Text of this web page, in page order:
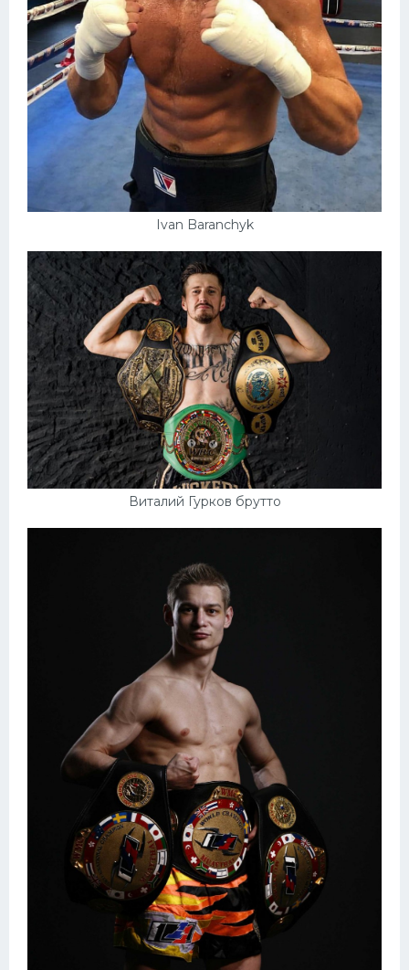
Ivan Baranchyk
Виталий Гурков брутто